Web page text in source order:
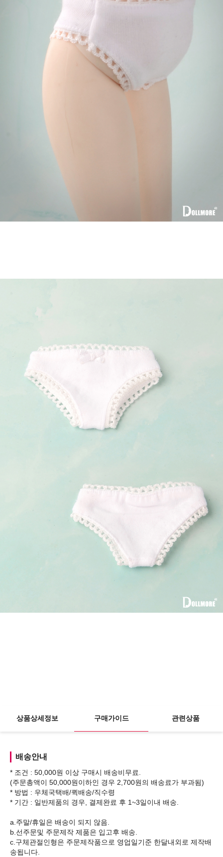
상품상세정보 구매가이드 관련상품
배송안내
* 조건 : 50,000원 이상 구매시 배송비무료.
(주문총액이 50,000원이하인 경우 2,700원의 배송료가 부과됨)
* 방법 : 우체국택배/퀵배송/직수령
* 기간 : 일반제품의 경우, 결제완료 후 1~3일이내 배송.
a.주말/휴일은 배송이 되지 않음.
b.선주문및 주문제작 제품은 입고후 배송.
c.구체관절인형은 주문제작품으로 영업일기준 한달내외로 제작배
송됩니다.